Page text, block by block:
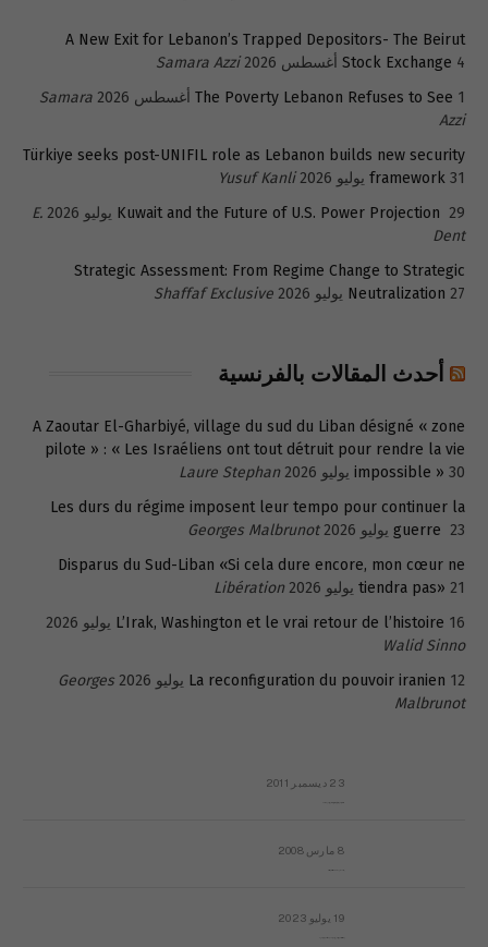
A New Exit for Lebanon’s Trapped Depositors- The Beirut
Stock Exchange 4 أغسطس 2026
Samara Azzi
The Poverty Lebanon Refuses to See 1 أغسطس 2026
Samara
Azzi
Türkiye seeks post-UNIFIL role as Lebanon builds new security
framework 31 يوليو 2026
Yusuf Kanli
Kuwait and the Future of U.S. Power Projection 29 يوليو 2026
E.
Dent
Strategic Assessment: From Regime Change to Strategic
Neutralization 27 يوليو 2026 Shaffaf Exclusive
أحدث المقالات بالفرنسية
A Zaoutar El-Gharbiyé, village du sud du Liban désigné « zone
pilote » : « Les Israéliens ont tout détruit pour rendre la vie
impossible » 30 يوليو 2026
Laure Stephan
Les durs du régime imposent leur tempo pour continuer la
guerre 23 يوليو 2026
Georges Malbrunot
Disparus du Sud-Liban «Si cela dure encore, mon cœur ne
tiendra pas» 21 يوليو 2026
Libération
L’Irak, Washington et le vrai retour de l’histoire 16 يوليو 2026
Walid Sinno
La reconfiguration du pouvoir iranien 12 يوليو 2026
Georges
Malbrunot
23 ديسمبر 2011
8 مارس 2008
19 يوليو 2023